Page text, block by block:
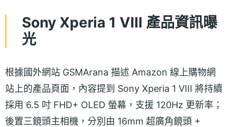
Sony Xperia 1 VIII 產品資訊曝
光
根據國外網站 GSMArana 描述 Amazon 線上購物網
站上的產品頁面，內容提到 Sony Xperia 1 VIII 將持續
採用 6.5 吋 FHD+ OLED 螢幕，支援 120Hz 更新率；
後置三鏡頭主相機，分別由 16mm 超廣角鏡頭 +